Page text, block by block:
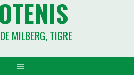
MILBERG, TIGRE